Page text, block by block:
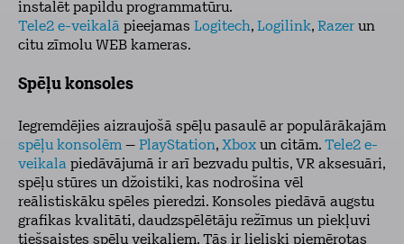
instalēt papildu programmatūru.
Tele2 e-veikalā pieejamas Logitech, Logilink, Razer un
citu zīmolu WEB kameras.
Spēļu konsoles
Iegremdējies aizraujošā spēļu pasaulē ar populārākajām
spēļu konsolēm – PlayStation, Xbox un citām. Tele2 e-
veikala piedāvājumā ir arī bezvadu pultis, VR aksesuāri,
spēļu stūres un džoistiki, kas nodrošina vēl
reālistiskāku spēles pieredzi. Konsoles piedāvā augstu
grafikas kvalitāti, daudzspēlētāju režīmus un piekļuvi
tiešsaistes spēļu veikaliem. Tās ir lieliski piemērotas